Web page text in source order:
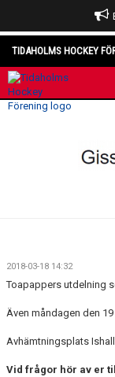
TIDAHOLMS HOCKEY
MATCHER
DOMARE
2018-03-18 14:32
Toapappers utdelning
Även måndagen den
Avhämtningsplats
Vid frågor hör av er